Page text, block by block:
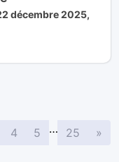
décembre 2025,
4 5 … 25 »